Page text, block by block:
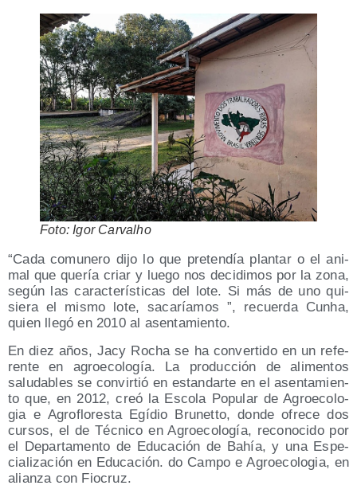
Foto: Igor Carvalho
“Cada comu­ne­ro dijo lo que pre­ten­día plan­tar o el ani­
mal que que­ría criar y lue­go nos deci­di­mos por la zona,
según las carac­te­rís­ti­cas del lote. Si más de uno qui­
sie­ra el mis­mo lote, saca­ría­mos ”, recuer­da Cunha,
quien lle­gó en 2010 al asentamiento.
En diez años, Jacy Rocha se ha con­ver­ti­do en un refe­
ren­te en agro­eco­lo­gía. La pro­duc­ción de ali­men­tos
salu­da­bles se con­vir­tió en estan­dar­te en el asen­ta­mien­
to que, en 2012, creó la Esco­la Popu­lar de Agro­eco­lo­
gia e Agro­flo­res­ta Egí­dio Bru­net­to, don­de ofre­ce dos
cur­sos, el de Téc­ni­co en Agro­eco­lo­gía, reco­no­ci­do por
el Depar­ta­men­to de Edu­ca­ción de Bahía, y una Espe­
cia­li­za­ción en Edu­ca­ción. do Cam­po e Agro­eco­lo­gia, en
alian­za con Fiocruz.